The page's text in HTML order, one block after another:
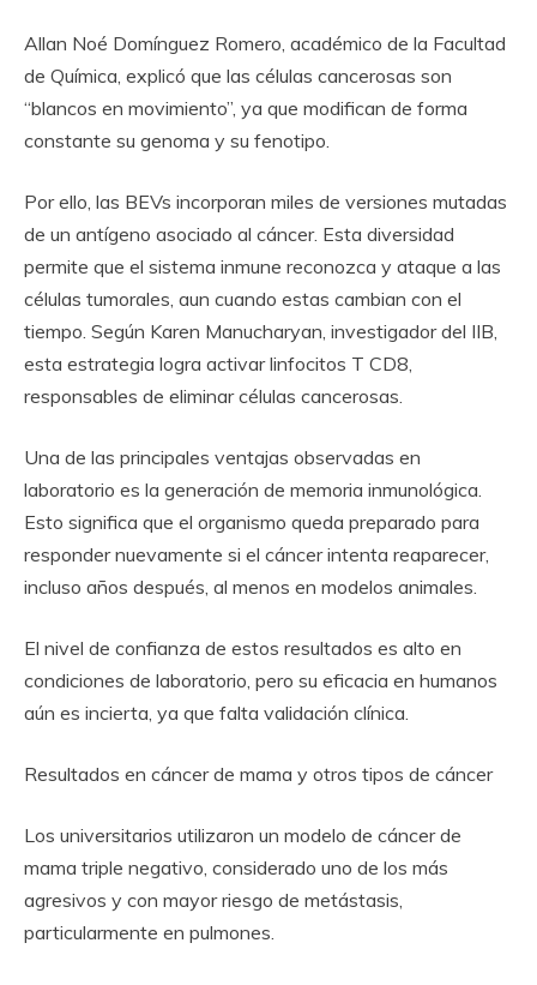
Allan Noé Domínguez Romero, académico de la Facultad
de Química, explicó que las células cancerosas son
“blancos en movimiento”, ya que modifican de forma
constante su genoma y su fenotipo.
Por ello, las BEVs incorporan miles de versiones mutadas
de un antígeno asociado al cáncer. Esta diversidad
permite que el sistema inmune reconozca y ataque a las
células tumorales, aun cuando estas cambian con el
tiempo. Según Karen Manucharyan, investigador del IIB,
esta estrategia logra activar linfocitos T CD8,
responsables de eliminar células cancerosas.
Una de las principales ventajas observadas en
laboratorio es la generación de memoria inmunológica.
Esto significa que el organismo queda preparado para
responder nuevamente si el cáncer intenta reaparecer,
incluso años después, al menos en modelos animales.
El nivel de confianza de estos resultados es alto en
condiciones de laboratorio, pero su eficacia en humanos
aún es incierta, ya que falta validación clínica.
Resultados en cáncer de mama y otros tipos de cáncer
Los universitarios utilizaron un modelo de cáncer de
mama triple negativo, considerado uno de los más
agresivos y con mayor riesgo de metástasis,
particularmente en pulmones.